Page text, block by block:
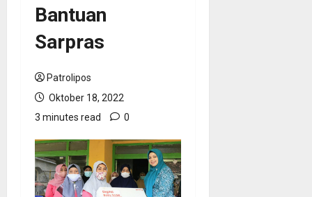
Bantuan
Sarpras
Patrolipos
Oktober 18, 2022
3 minutes read
0